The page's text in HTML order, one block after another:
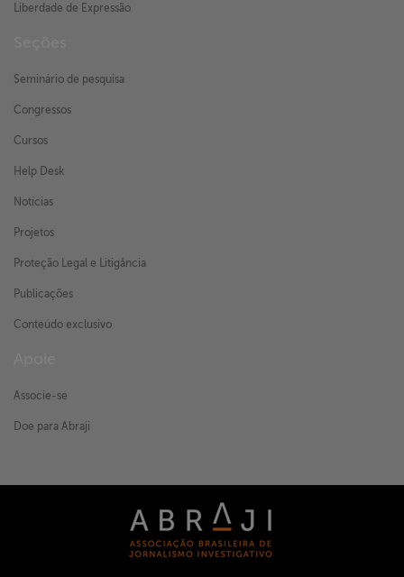
Liberdade de Expressão
Seminário de pesquisa
Congressos
Cursos
Help Desk
Notícias
Projetos
Proteção Legal e Litigância
Publicações
Conteúdo exclusivo
Associe-se
Doe para Abraji